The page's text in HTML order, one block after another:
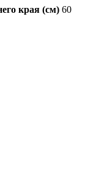
края (см) 60